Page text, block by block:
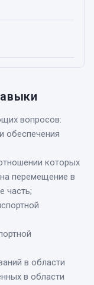
вопросов:
обеспечения
которых
перемещение в
часть;
в области
в области